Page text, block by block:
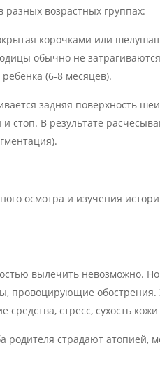
возрастных группах:
корочками или
обычно не
(6-8 месяцев).
задняя поверхность
стоп. В результате
осмотра и изучения
вылечить невозможно.
провоцирующие
стресс, сухость кожи
родителя страдают атопией,